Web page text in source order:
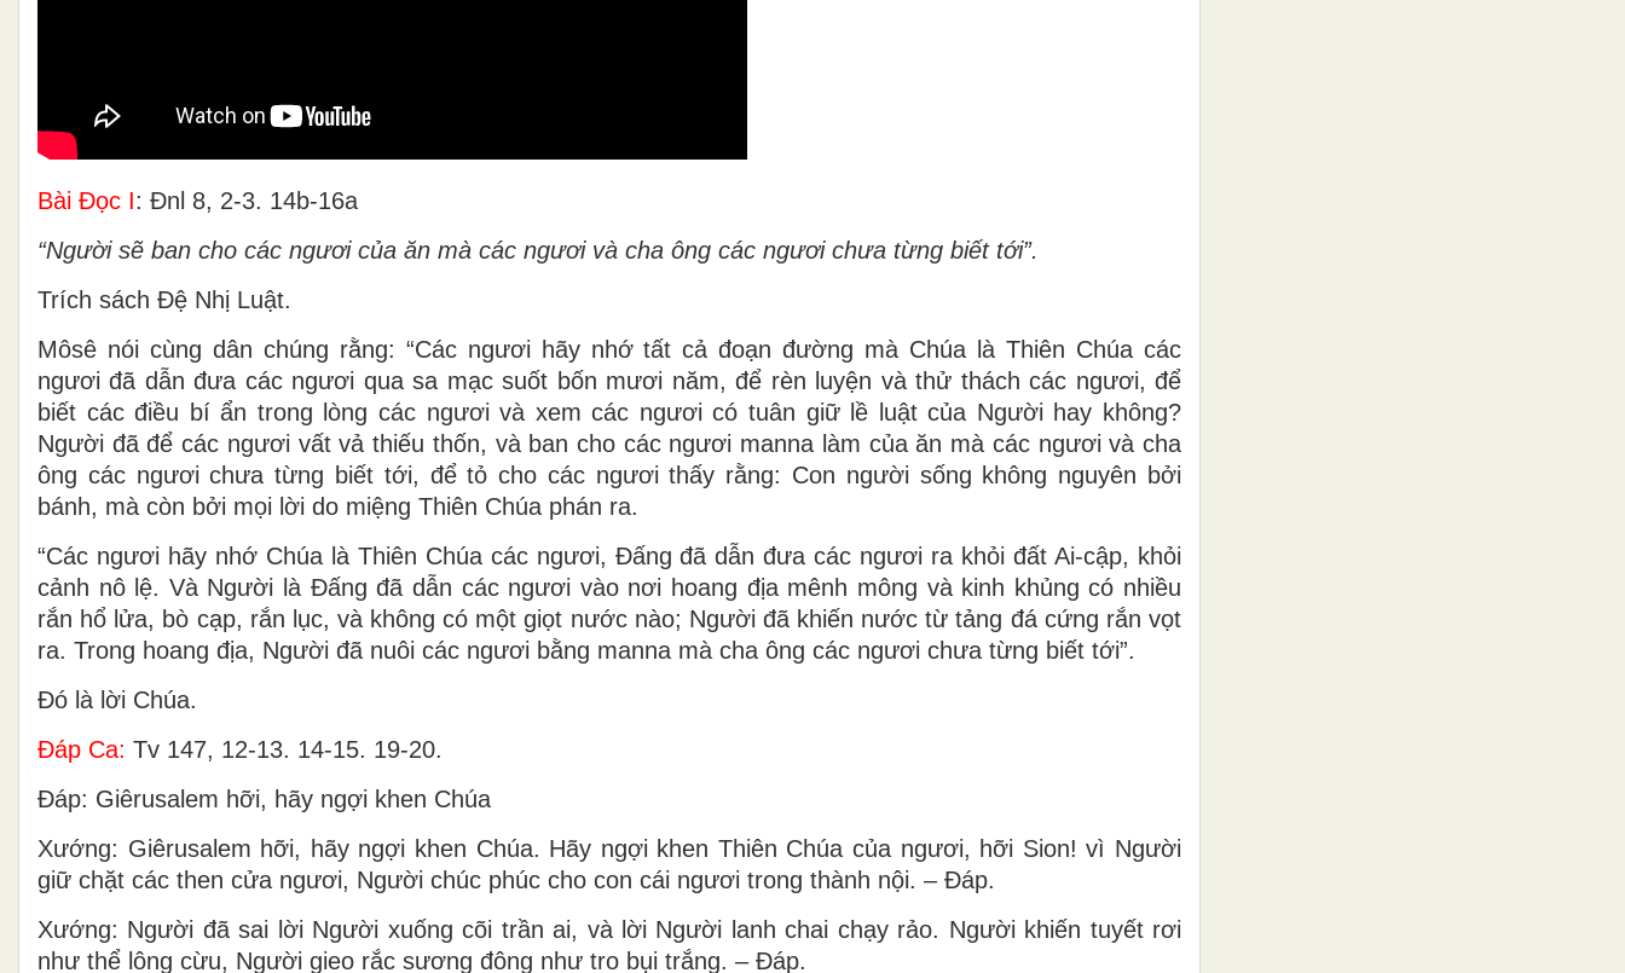
Bài Ðọc I: Ðnl 8, 2-3. 14b-16a
“Người sẽ ban cho các ngươi của ăn mà các ngươi và cha ông các ngươi chưa từng biết tới”.
Trích sách Ðệ Nhị Luật.
Môsê nói cùng dân chúng rằng: “Các ngươi hãy nhớ tất cả đoạn đường mà Chúa là Thiên Chúa các
ngươi đã dẫn đưa các ngươi qua sa mạc suốt bốn mươi năm, để rèn luyện và thử thách các ngươi, để
biết các điều bí ẩn trong lòng các ngươi và xem các ngươi có tuân giữ lề luật của Người hay không?
Người đã để các ngươi vất vả thiếu thốn, và ban cho các ngươi manna làm của ăn mà các ngươi và cha
ông các ngươi chưa từng biết tới, để tỏ cho các ngươi thấy rằng: Con người sống không nguyên bởi
bánh, mà còn bởi mọi lời do miệng Thiên Chúa phán ra.
“Các ngươi hãy nhớ Chúa là Thiên Chúa các ngươi, Ðấng đã dẫn đưa các ngươi ra khỏi đất Ai-cập, khỏi
cảnh nô lệ. Và Người là Ðấng đã dẫn các ngươi vào nơi hoang địa mênh mông và kinh khủng có nhiều
rắn hổ lửa, bò cạp, rắn lục, và không có một giọt nước nào; Người đã khiến nước từ tảng đá cứng rắn vọt
ra. Trong hoang địa, Người đã nuôi các ngươi bằng manna mà cha ông các ngươi chưa từng biết tới”.
Ðó là lời Chúa.
Ðáp Ca: Tv 147, 12-13. 14-15. 19-20.
Ðáp: Giêrusalem hỡi, hãy ngợi khen Chúa
Xướng: Giêrusalem hỡi, hãy ngợi khen Chúa. Hãy ngợi khen Thiên Chúa của ngươi, hỡi Sion! vì Người
giữ chặt các then cửa ngươi, Người chúc phúc cho con cái ngươi trong thành nội. – Ðáp.
Xướng: Người đã sai lời Người xuống cõi trần ai, và lời Người lanh chai chạy rảo. Người khiến tuyết rơi
như thể lông cừu, Người gieo rắc sương đông như tro bụi trắng. – Ðáp.